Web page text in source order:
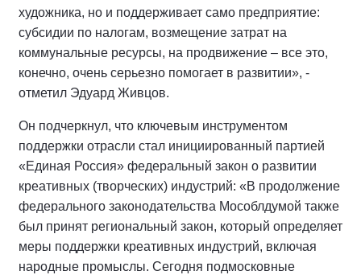
художника, но и поддерживает само предприятие:
субсидии по налогам, возмещение затрат на
коммунальные ресурсы, на продвижение – все это,
конечно, очень серьезно помогает в развитии», -
отметил Эдуард Живцов.
Он подчеркнул, что ключевым инструментом
поддержки отрасли стал инициированный партией
«Единая Россия» федеральный закон о развитии
креативных (творческих) индустрий: «В продолжение
федерального законодательства Мособлдумой также
был принят региональный закон, который определяет
меры поддержки креативных индустрий, включая
народные промыслы. Сегодня подмосковные